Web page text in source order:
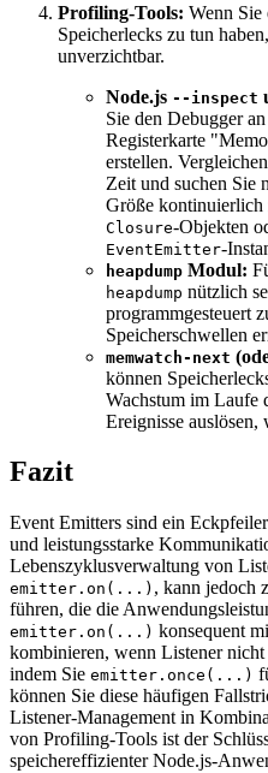
Profiling-Tools: Wenn Sie
Speicherlecks zu tun
unverzichtbar.
Node.js --inspect
Sie den Debugger
Registerkarte
erstellen.
Zeit und suchen Sie
Größe kontinuierlich
Closure-Objekten
EventEmitter-
heapdump Modul:
heapdump nützlich
programmgesteuert
Speicherschwellen
memwatch-next
können
Wachstum im Laufe
Ereignisse
Fazit
Event Emitters sind ein
und leistungsstarke
Lebenszyklusverwaltung von
emitter.on(...) , kann jedoch
führen, die die
emitter.on(...) konsequent
kombinieren, wenn Listener
indem Sie emitter.once(...)
können Sie diese häufigen
Listener-Management in
von Profiling-Tools ist der
speichereffizienter Node.js-